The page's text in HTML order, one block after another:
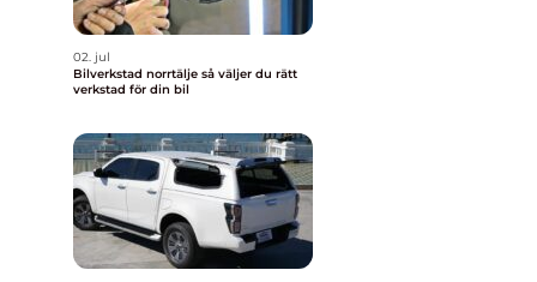
02. jul
Bilverkstad norrtälje så väljer du rätt
verkstad för din bil